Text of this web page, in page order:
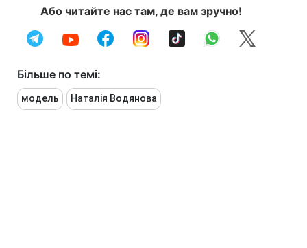
Або читайте нас там, де вам зручно!
Більше по темі:
модель Наталія Водянова